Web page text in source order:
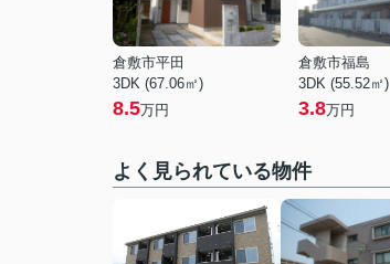
倉敷市平田
3DK (67.06㎡)
8.5万円
倉敷市福島
3DK (55.52㎡)
3.8万円
よく見られている物件